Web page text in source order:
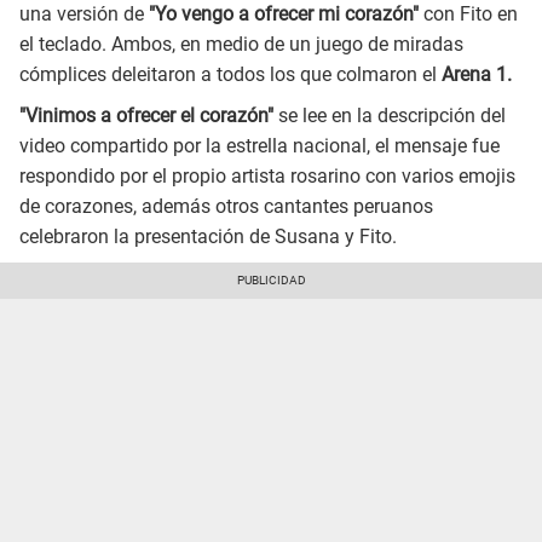
una versión de "Yo vengo a ofrecer mi corazón" con Fito en
el teclado. Ambos, en medio de un juego de miradas
cómplices deleitaron a todos los que colmaron el Arena 1.
"Vinimos a ofrecer el corazón" se lee en la descripción del
video compartido por la estrella nacional, el mensaje fue
respondido por el propio artista rosarino con varios emojis
de corazones, además otros cantantes peruanos
celebraron la presentación de Susana y Fito.